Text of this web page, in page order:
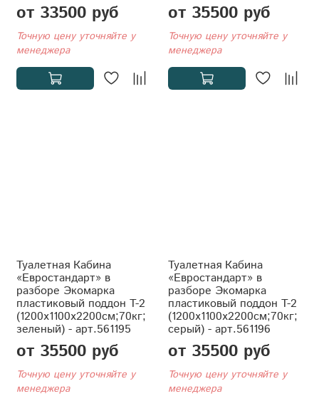
от 33500 руб
Точную цену уточняйте у
менеджера
от 35500 руб
Точную цену уточняйте у
менеджера
Туалетная Кабина
«Евростандарт» в
разборе Экомарка
пластиковый поддон T-2
(1200x1100x2200см;70кг;
зеленый) - арт.561195
от 35500 руб
Точную цену уточняйте у
менеджера
Туалетная Кабина
«Евростандарт» в
разборе Экомарка
пластиковый поддон T-2
(1200x1100x2200см;70кг;
серый) - арт.561196
от 35500 руб
Точную цену уточняйте у
менеджера